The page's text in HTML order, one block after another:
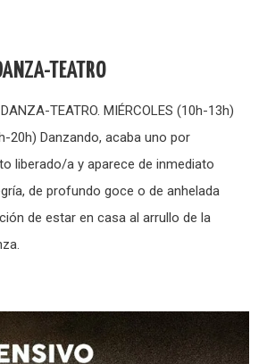
TEATRO
TEATRO. MIÉRCOLES (10h-13h)
20h) Danzando, acaba uno por
liberado/a y aparece de inmediato
de profundo goce o de anhelada
de estar en casa al arrullo de la